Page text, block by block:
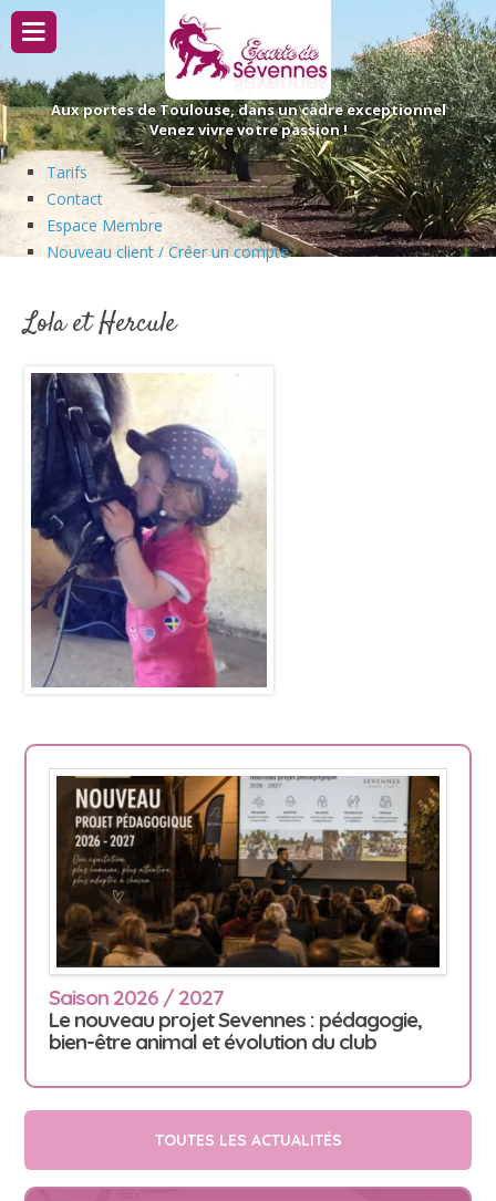
Passer
contenu
Aux portes de Toulouse, dans un cadre exceptionnel
Venez vivre votre passion !
Tarifs
Contact
Espace Membre
Nouveau client / Créer un compte
Lola et Hercule
Saison 2026 / 2027
Le nouveau projet Sevennes : pédagogie,
bien-être animal et évolution du club
TOUTES LES ACTUALITÉS